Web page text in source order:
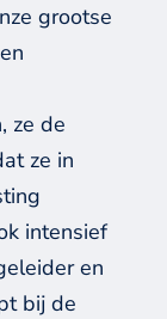
grootse
ze de
ze in
intensief
en
bij de